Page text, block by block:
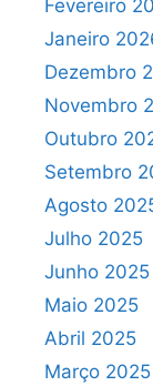
Fevereiro
Janeiro
Dezembro
Novembro
Outubro
Setembro
Agosto
Julho 2025
Junho 2025
Maio 2025
Abril 2025
Março 2025